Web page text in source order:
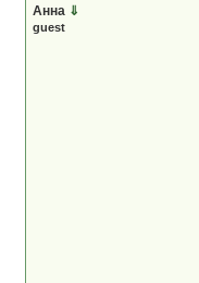
Анна ⇓
guest